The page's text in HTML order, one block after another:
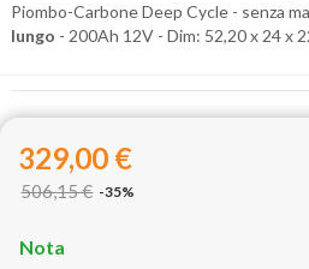
Piombo-Carbone Deep Cycle - senza
lungo - 200Ah 12V - Dim: 52,20 x 24 x
329,00 €
506,15 € -35%
Nota